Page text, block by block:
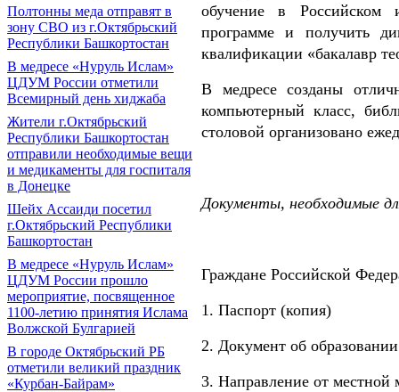
Полтонны меда отправят в
зону СВО из г.Октябрьский
Республики Башкортостан
В медресе «Нуруль Ислам»
ЦДУМ России отметили
Всемирный день хиджаба
Жители г.Октябрьский
Республики Башкортостан
отправили необходимые вещи
и медикаменты для госпиталя
в Донецке
Шейх Ассаиди посетил
г.Октябрьский Республики
Башкортостан
В медресе «Нуруль Ислам»
ЦДУМ России прошло
мероприятие, посвященное
1100-летию принятия Ислама
Волжской Булгарией
В городе Октябрьский РБ
отметили великий праздник
«Курбан-Байрам»
обучение в Российском
программе и получить
квалификации «бакалавр
В медресе созданы
компьютерный класс,
столовой организовано
Документы, необходимые
Граждане Российской
1. Паспорт (копия)
2. Документ об
3. Направление от местной